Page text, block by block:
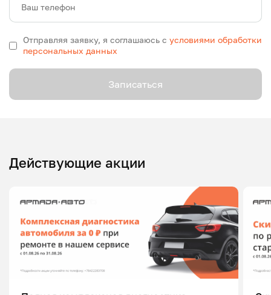
Ваш телефон
Отправляя заявку, я соглашаюсь с условиями обработки
персональных данных
Записаться
Действующие акции